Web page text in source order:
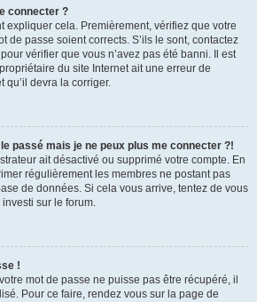
connecter ?
expliquer cela. Premièrement, vérifiez que votre
de passe soient corrects. S’ils le sont, contactez
vérifier que vous n’avez pas été banni. Il est
du site Internet ait une erreur de
qu’il devra la corriger.
passé mais je ne peux plus me connecter ?!
ait désactivé ou supprimé votre compte. En
régulièrement les membres ne postant pas
de données. Si cela vous arrive, tentez de vous
sur le forum.
!
mot de passe ne puisse pas être récupéré, il
Pour ce faire, rendez vous sur la page de